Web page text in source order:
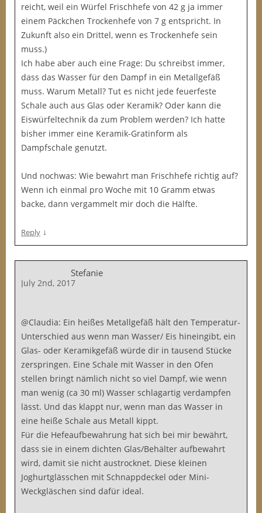
reicht, weil ein Würfel Frischhefe von 42 g ja immer
einem Päckchen Trockenhefe von 7 g entspricht. In
Zukunft also ein Drittel, wenn es Trockenhefe sein
muss.)
Ich habe aber auch eine Frage: Du schreibst immer,
dass das Wasser für den Dampf in ein Metallgefäß
muss. Warum Metall? Tut es nicht jede feuerfeste
Schale auch aus Glas oder Keramik? Oder kann die
Eiswürfeltechnik da zum Problem werden? Ich hatte
bisher immer eine Keramik-Gratinform als
Dampfschale genutzt.
Und nochwas: Wie bewahrt man Frischhefe richtig auf?
Wenn ich einmal pro Woche mit 10 Gramm etwas
backe, dann vergammelt mir doch die Hälfte.
Reply ↓
Stefanie
July 2nd, 2017
@Claudia: Ein heißes Metallgefäß hält den Temperatur-
Unterschied aus wenn man Wasser/ Eis hineingibt, ein
Glas- oder Keramikgefäß würde dir in tausend Stücke
zerspringen. Eine Schale mit Wasser in den Ofen
stellen bringt nämlich nicht so viel Dampf, wie wenn
man wenig (ca 30 ml) Wasser schlagartig verdampfen
lässt. Und das klappt nur, wenn man das Wasser in
eine heiße Schale aus Metall kippt.
Für die Hefeaufbewahrung hat sich bei mir bewährt,
dass sie in einem dichten Glas/Behälter aufbewahrt
wird, damit sie nicht austrocknet. Diese kleinen
Joghurtglässchen mit Schnappdeckel oder Mini-
Weckgläschen sind dafür ideal.